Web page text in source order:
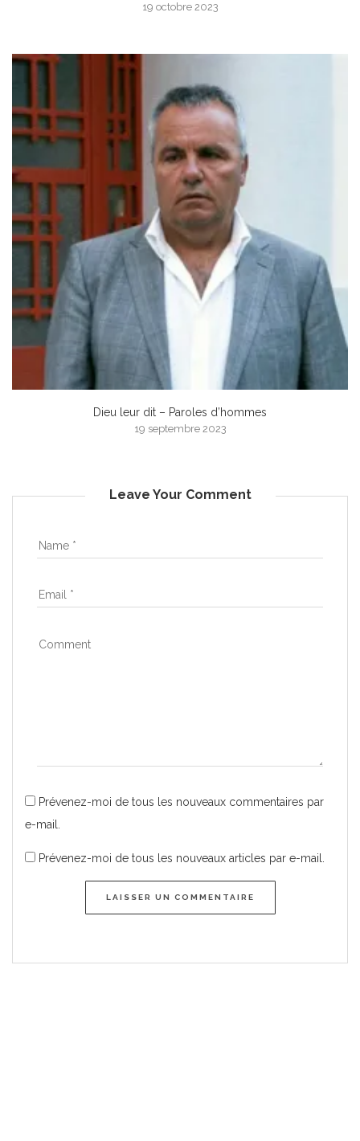
19 octobre 2023
Dieu leur dit – Paroles d’hommes
19 septembre 2023
Leave Your Comment
Prévenez-moi de tous les nouveaux commentaires par
e-mail.
Prévenez-moi de tous les nouveaux articles par e-mail.
LAISSER UN COMMENTAIRE